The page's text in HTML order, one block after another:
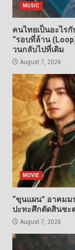
MUSIC
คนไทยเป็นอะไรกั
“รอบที่ล้าน
วนกลับไปที่เดิม
August 7, 2026
MOVIE
“ขุนแผน” อาคมม
ปะทะศึกตัดสินชะ
August 7, 2026